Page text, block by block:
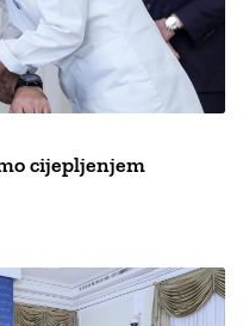
cijepljenjem